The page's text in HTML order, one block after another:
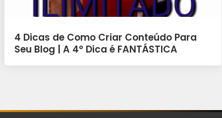
4 Dicas de Como Criar Conteúdo Para
Seu Blog | A 4° Dica é FANTÁSTICA